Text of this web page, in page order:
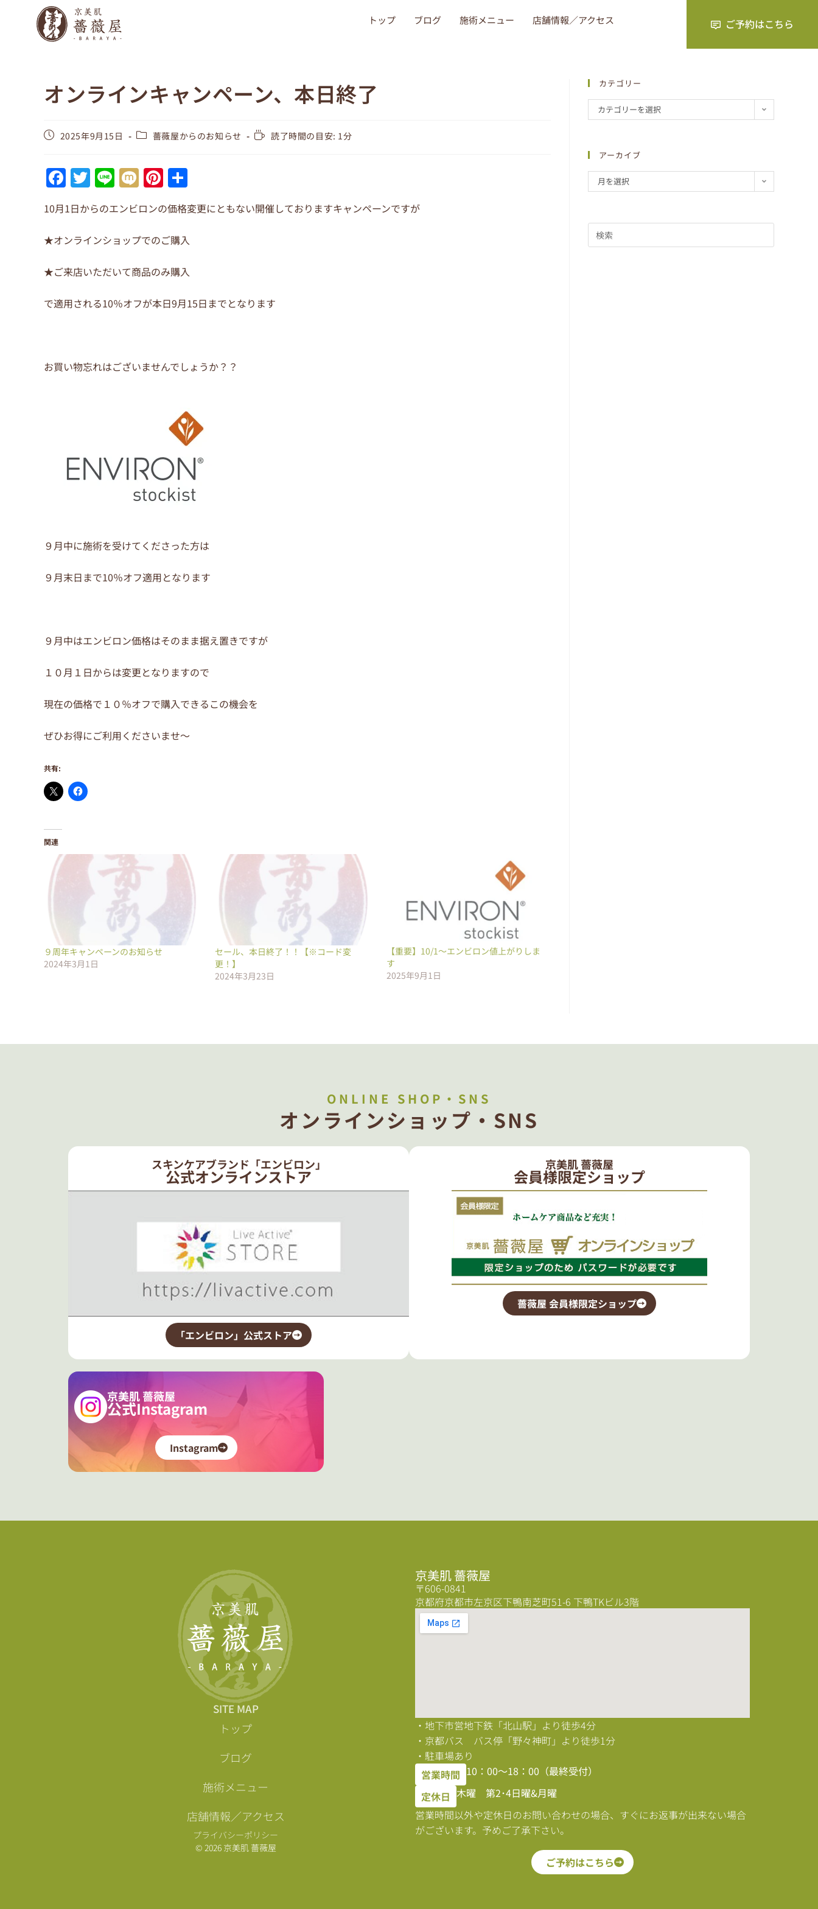
トップ ブログ 施術メニュー 店舗情報／アクセス
オンラインキャンペーン、本日終了
2025年9月15日 薔薇屋からのお知らせ 読了時間の目安: 1分
F
a
c
e
o
o
k
T
w
itt
er
Li
n
e
M
ix
i
Pi
nt
er
e
有
10月1日からのエンビロンの価格変更にともない開催しておりますキャンペーンですが
★オンラインショップでのご購入
★ご来店いただいて商品のみ購入
で適用される10％オフが本日9月15日までとなります
お買い物忘れはございませんでしょうか？？
９月中に施術を受けてくださった方は
９月末日まで10％オフ適用となります
９月中はエンビロン価格はそのまま据え置きですが
１０月１日からは変更となりますので
現在の価格で１０％オフで購入できるこの機会を
ぜひお得にご利用くださいませ～
共有:
関連
９周年キャンペーンのお知らせ
2024年3月1日
セール、本日終了！！【※コード変
更！】
2024年3月23日
【重要】10/1～エンビロン値上がりしま
す
2025年9月1日
カテゴリー
カテゴリーを選択
アーカイブ
月を選択
ONLINE SHOP・SNS
オンラインショップ・SNS
スキンケアブランド「エンビロン」
公式オンラインストア
「エンビロン」公式ストア
京美肌 薔薇屋
会員様限定ショップ
薔薇屋 会員様限定ショップ
京美肌 薔薇屋
公式Instagram
Instagram
SITE MAP
トップ
ブログ
施術メニュー
店舗情報／アクセス
プライバシーポリシー
© 2026 京美肌 薔薇屋
京美肌 薔薇屋
〒606-0841
京都府京都市左京区下鴨南芝町51-6 下鴨TKビル3階
・地下市営地下鉄「北山駅」より徒歩4分
・京都バス バス停「野々神町」より徒歩1分
・駐車場あり
営業時間 10：00〜18：00（最終受付）
定休日 木曜 第2･4日曜&月曜
営業時間以外や定休日のお問い合わせの場合、すぐにお返事が出来ない場合
がございます。予めご了承下さい。
ご予約はこちら